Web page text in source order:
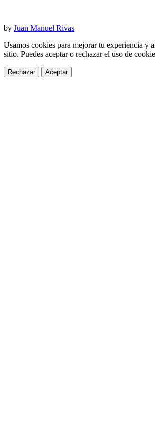
by Juan Manuel Rivas
Usamos cookies para mejorar tu experiencia y
sitio. Puedes aceptar o rechazar el uso de
Rechazar Aceptar